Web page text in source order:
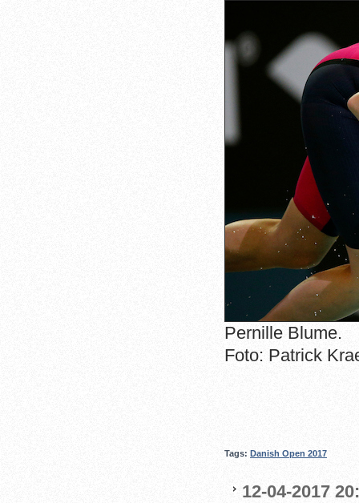
Pernille Blume.
Foto: Patrick
Tags: Danish Open 2017
12-04-2017